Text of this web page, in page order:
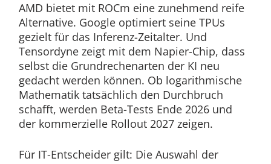
AMD bietet mit ROCm eine zunehmend reife
Alternative. Google optimiert seine TPUs
gezielt für das Inferenz-Zeitalter. Und
Tensordyne zeigt mit dem Napier-Chip, dass
selbst die Grundrechenarten der KI neu
gedacht werden können. Ob logarithmische
Mathematik tatsächlich den Durchbruch
schafft, werden Beta-Tests Ende 2026 und
der kommerzielle Rollout 2027 zeigen.
Für IT-Entscheider gilt: Die Auswahl der